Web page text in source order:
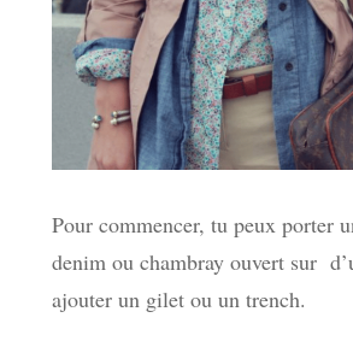
Pour commencer, tu peux porter
denim ou chambray ouvert sur
ajouter un gilet ou un trench.